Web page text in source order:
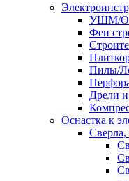
УШМ/
Фен
Пилы/
Дрели
Оснастка к